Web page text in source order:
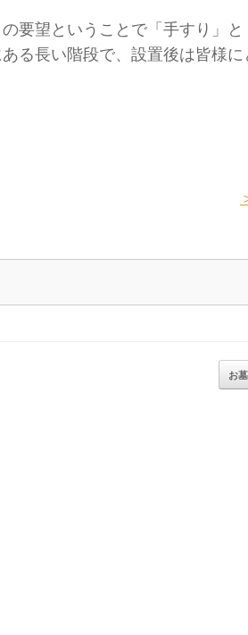
要望ということで「手すり」
る長い階段で、設置後は皆様
お